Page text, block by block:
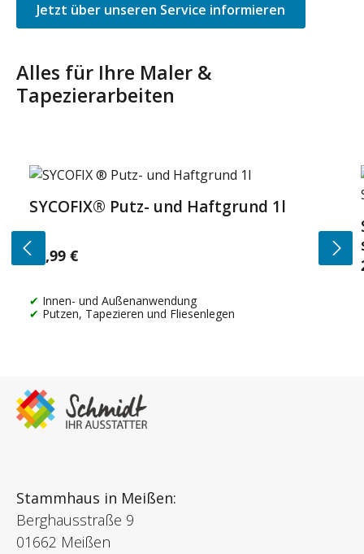
Jetzt über unseren Service informieren
Alles für Ihre Maler &
Tapezierarbeiten
Produktgalerie überspringen
SYCOFIX® Putz- und Haftgrund 1l
Regulärer Preis:
14,99 €
Innen- und Außenanwendung
Putzen, Tapezieren und Fliesenlegen
Stammhaus in Meißen:
Berghausstraße 9
01662 Meißen